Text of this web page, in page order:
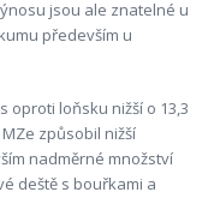
jsou ale znatelné u
především u
oproti loňsku nižší o 13,3
způsobil nižší
nadměrné množství
deště s bouřkami a